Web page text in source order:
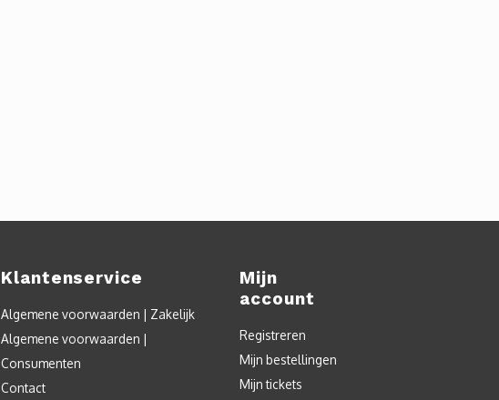
Klantenservice
Algemene voorwaarden | Zakelijk
Algemene voorwaarden |
Consumenten
Contact
Mijn
account
Registreren
Mijn bestellingen
Mijn tickets